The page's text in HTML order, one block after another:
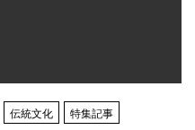
伝統文化 特集記事